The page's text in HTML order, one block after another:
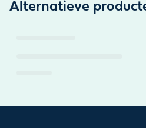
Alternatieve